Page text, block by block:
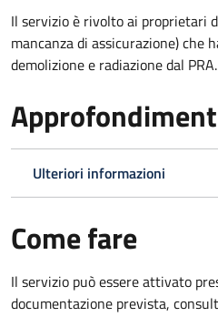
Il servizio è rivolto ai proprietari
mancanza di assicurazione) che
demolizione e radiazione dal PRA.
Ulteriori informazioni
Come fare
Il servizio può essere attivato
documentazione prevista,